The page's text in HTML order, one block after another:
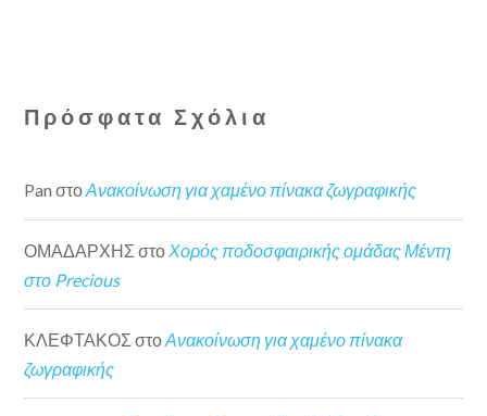
Πρόσφατα Σχόλια
Pan στοΑνακοίνωση για χαμένο πίνακα ζωγραφικής
ΟΜΑΔΑΡΧΗΣ στο Χορός ποδοσφαιρικής ομάδας Μέντη
στο Precious
ΚΛΕΦΤΑΚΟΣ στοΑνακοίνωση για χαμένο πίνακα
ζωγραφικής